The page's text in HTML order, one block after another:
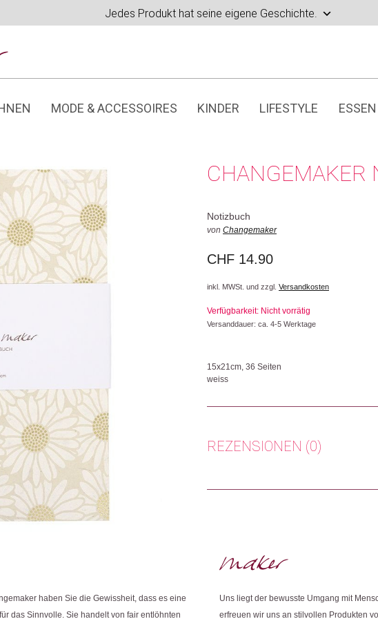
Jedes Produkt hat seine eigene Geschichte.
MODE & ACCESSOIRES KINDER LIFESTYLE
CHANGEMAKER
Notizbuch
von Changemaker
CHF 14.90
inkl. MWSt. und zzgl. Versandkosten
Verfügbarkeit: Nicht vorrätig
Versanddauer: ca. 4-5 Werktage
15x21cm, 36 Seiten
weiss
Dieses Notizbuch wurde in Handarbeit von
in Nepal hergestellt. Lokta wächst in den
arbeiten in einem kleinen Team mit eigener
Handwerk und Techniken zu bewahren und
Herkunft: Schweiz
Weitere Produkte shoppen, die diesem
REZENSIONEN (0)
haben Sie die Gewissheit, dass es eine
das Sinnvolle. Sie handelt von fair entlöhnten
Uns liegt der bewusste Umgang mit
erfreuen wir uns an stilvollen Produkten